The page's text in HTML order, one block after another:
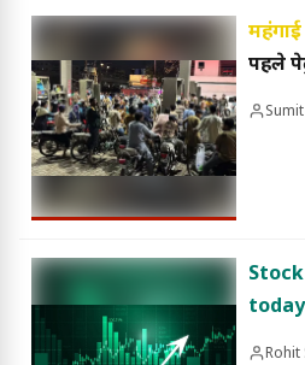
पहले
घटाए;
Rohit